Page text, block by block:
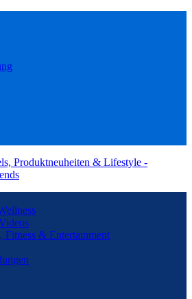
& Entertainment